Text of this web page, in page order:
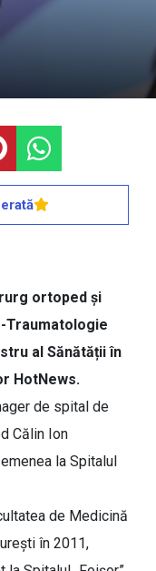
ortoped și
Traumatologie
al Sănătății în
HotNews.
de spital de
Călin Ion
la Spitalul
de Medicină
în 2011,